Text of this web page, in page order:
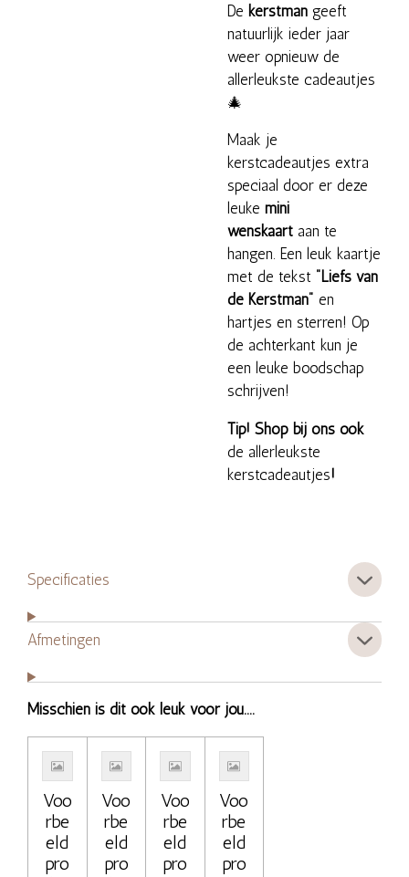
De kerstman geeft
natuurlijk ieder jaar
weer opnieuw de
allerleukste cadeautjes
🎄
Maak je
kerstcadeautjes extra
speciaal door er deze
leuke mini
wenskaart aan te
hangen. Een leuk kaartje
met de tekst "Liefs van
de Kerstman" en
hartjes en sterren! Op
de achterkant kun je
een leuke boodschap
schrijven!
Tip! Shop bij ons ook
de allerleukste
kerstcadeautjes!
Specificaties
Afmetingen
Misschien is dit ook leuk voor jou....
Voo
rbe
eld
pro
Voo
rbe
eld
pro
Voo
rbe
eld
pro
Voo
rbe
eld
pro